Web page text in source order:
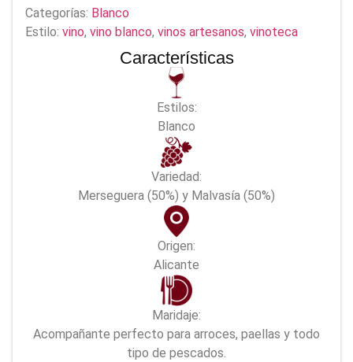
Categorías: Blanco
Estilo: vino, vino blanco, vinos artesanos, vinoteca
Características
Estilos:
Blanco
Variedad:
Merseguera (50%) y Malvasía (50%)
Origen:
Alicante
Maridaje:
Acompañante perfecto para arroces, paellas y todo
tipo de pescados.